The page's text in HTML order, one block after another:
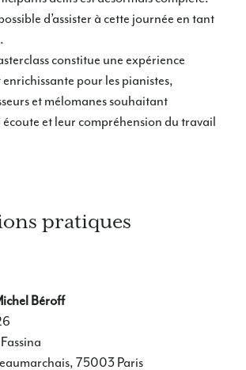
d’assister à cette journée en tant
constitue une expérience
pour les pianistes,
et mélomanes souhaitant
et leur compréhension du travail
pratiques
Béroff
75003 Paris